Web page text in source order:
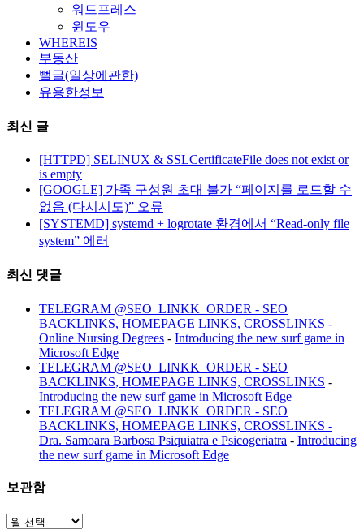
워드프레스
윈도우
WHEREIS
부동산
뻘글(일상에관한)
유용한정보
최신 글
[HTTPD] SELINUX & SSLCertificateFile does not exist or
is empty
[GOOGLE] 가족 구성원 초대 불가 “페이지를 로드할 수
없음 (다시시도)” 오류
[SYSTEMD] systemd + logrotate 환경에서 “Read-only file
system” 에러
최신 댓글
TELEGRAM @SEO_LINKK_ORDER - SEO
BACKLINKS, HOMEPAGE LINKS, CROSSLINKS -
Online Nursing Degrees - Introducing the new surf game in
Microsoft Edge
TELEGRAM @SEO_LINKK_ORDER - SEO
BACKLINKS, HOMEPAGE LINKS, CROSSLINKS -
Introducing the new surf game in Microsoft Edge
TELEGRAM @SEO_LINKK_ORDER - SEO
BACKLINKS, HOMEPAGE LINKS, CROSSLINKS -
Dra. Samoara Barbosa Psiquiatra e Psicogeriatra - Introducing
the new surf game in Microsoft Edge
보관함
보